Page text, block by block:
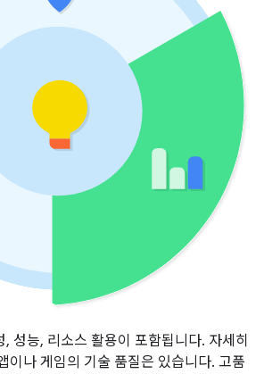
성능, 리소스 활용이 포함됩니다. 자세히
이나 게임의 기술 품질은 있습니다. 고품